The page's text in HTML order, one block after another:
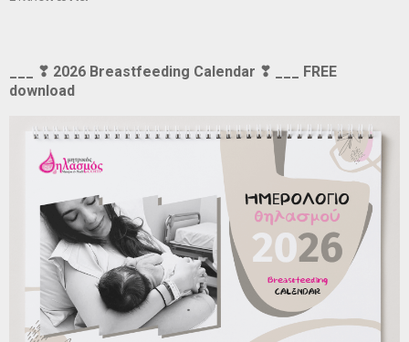
___ ❣ 2026 Breastfeeding Calendar ❣ ___ FREE
download